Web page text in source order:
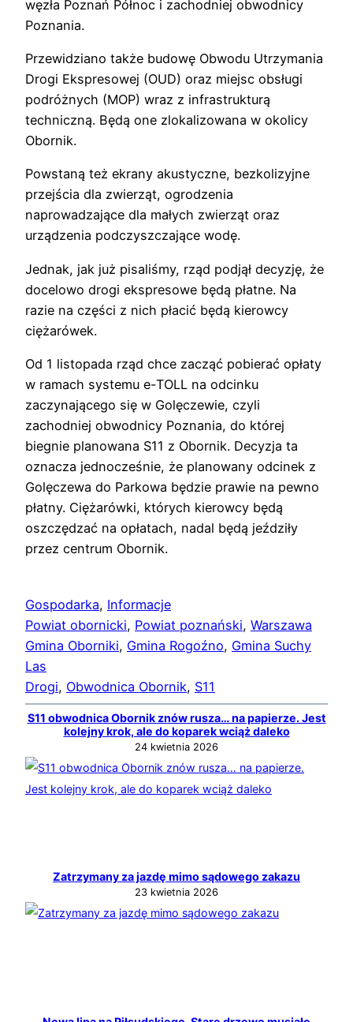
węzła Poznań Północ i zachodniej obwodnicy
Poznania.
Przewidziano także budowę Obwodu Utrzymania
Drogi Ekspresowej (OUD) oraz miejsc obsługi
podróżnych (MOP) wraz z infrastrukturą
techniczną. Będą one zlokalizowana w okolicy
Obornik.
Powstaną też ekrany akustyczne, bezkolizyjne
przejścia dla zwierząt, ogrodzenia
naprowadzające dla małych zwierząt oraz
urządzenia podczyszczające wodę.
Jednak, jak już pisaliśmy, rząd podjął decyzję, że
docelowo drogi ekspresowe będą płatne. Na
razie na części z nich płacić będą kierowcy
ciężarówek.
Od 1 listopada rząd chce zacząć pobierać opłaty
w ramach systemu e-TOLL na odcinku
zaczynającego się w Golęczewie, czyli
zachodniej obwodnicy Poznania, do której
biegnie planowana S11 z Obornik. Decyzja ta
oznacza jednocześnie, że planowany odcinek z
Golęczewa do Parkowa będzie prawie na pewno
płatny. Ciężarówki, których kierowcy będą
oszczędzać na opłatach, nadal będą jeździły
przez centrum Obornik.
Gospodarka, Informacje
Powiat obornicki, Powiat poznański, Warszawa
Gmina Oborniki, Gmina Rogoźno, Gmina Suchy
Las
Drogi, Obwodnica Obornik, S11
S11 obwodnica Obornik znów rusza… na papierze. Jest
kolejny krok, ale do koparek wciąż daleko
24 kwietnia 2026
Zatrzymany za jazdę mimo sądowego zakazu
23 kwietnia 2026